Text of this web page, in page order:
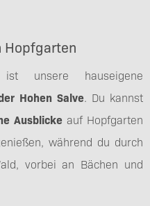
Hopfgarten
ist unsere hauseigene
Hohen Salve. Du kannst
Ausblickeauf Hopfgarten
während du durch
vorbei an Bächen und